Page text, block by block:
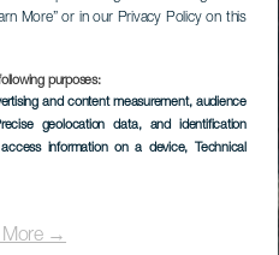
More” or in our Privacy Policy on this
purposes:
and content measurement, audience
geolocation data, and identification
information on a device, Technical
More →